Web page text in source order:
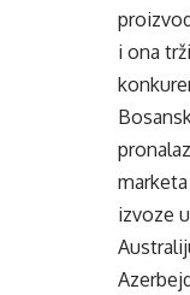
i ona
izvoze